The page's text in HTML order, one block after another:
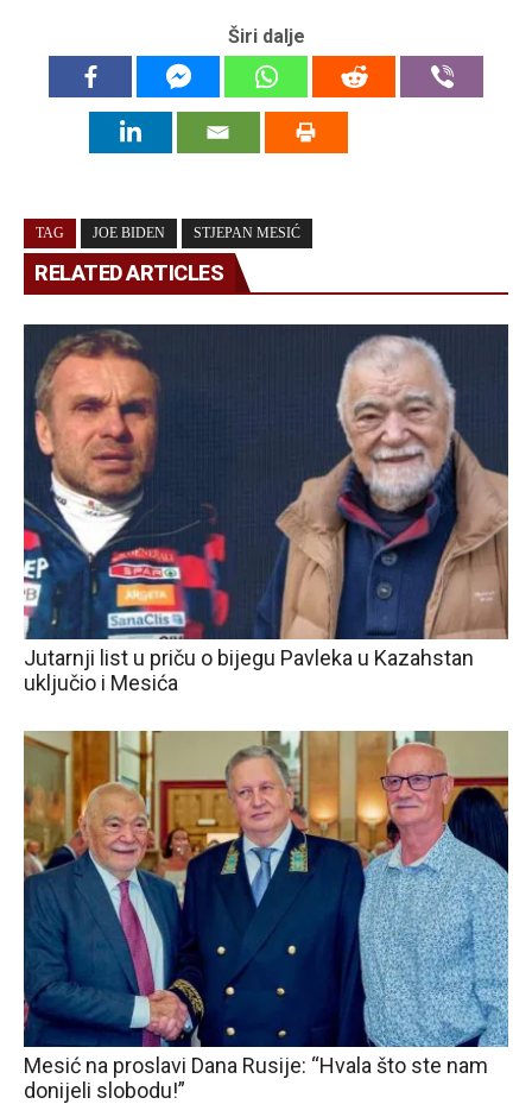
Širi dalje
TAG JOE BIDEN STJEPAN MESIĆ
RELATED ARTICLES
Jutarnji list u priču o bijegu Pavleka u Kazahstan
uključio i Mesića
Mesić na proslavi Dana Rusije: “Hvala što ste nam
donijeli slobodu!”